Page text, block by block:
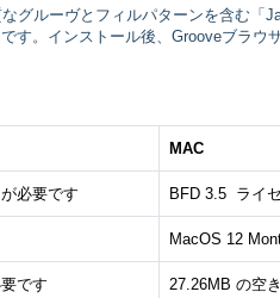
グルーヴとフィルパターンを含む「
す。インストール後、Grooveブラウ
MAC
必要です BFD 3.5 ライ
MacOS 12
です 27.26MB の空